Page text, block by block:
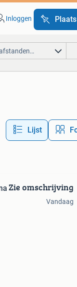
Inloggen
Lijst
Zie omschrijving
Vandaag